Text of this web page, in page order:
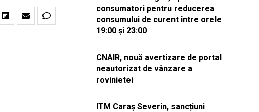
consumatori pentru reducerea
consumului de curent între orele
19:00 și 23:00
CNAIR, nouă avertizare de portal
neautorizat de vânzare a
rovinietei
ITM Caraș Severin, sancțiuni